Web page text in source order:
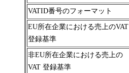
VATID番号のフォーマット
EU所在企業における売上のVAT
登録基準
非EU所在企業における売上の
VAT 登録基準